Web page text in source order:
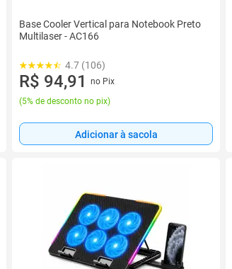
Base Cooler Vertical para Notebook Preto
Multilaser - AC166
4.7 (106)
R$ 94,91
no Pix
(5% de desconto no pix)
Adicionar à sacola